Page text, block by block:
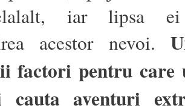
iar lipsa ei
acestor nevoi.
factori pentru care
cauta aventuri